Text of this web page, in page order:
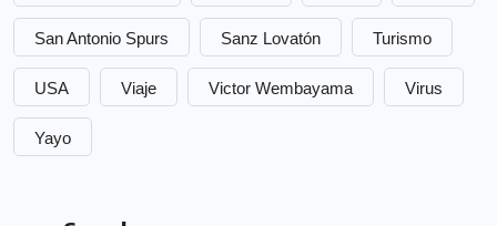
San Antonio Spurs Sanz Lovatón Turismo
USA Viaje Victor Wembayama Virus
Yayo